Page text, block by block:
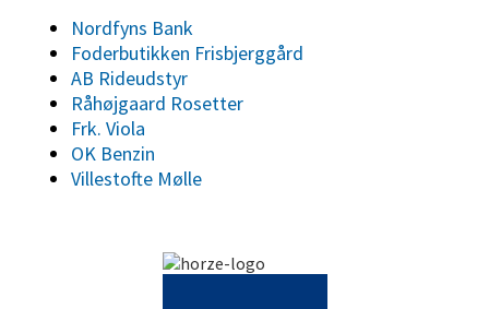
Nordfyns Bank
Foderbutikken Frisbjerggård
AB Rideudstyr
Råhøjgaard Rosetter
Frk. Viola
OK Benzin
Villestofte Mølle